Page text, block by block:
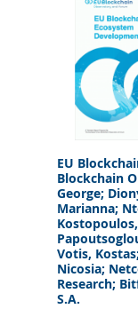
EU
Blockchain
George;
Marianna;
Votis,
Nicosia;
Research;
S.A.